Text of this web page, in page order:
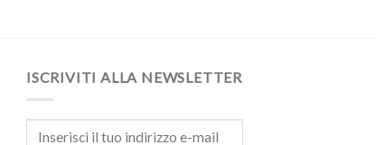
ISCRIVITI ALLA NEWSLETTER